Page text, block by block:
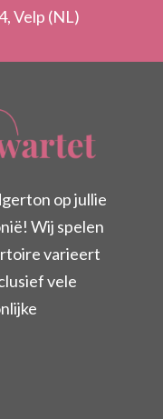
Velp (NL)
op jullie
Wij spelen
varieert
vele